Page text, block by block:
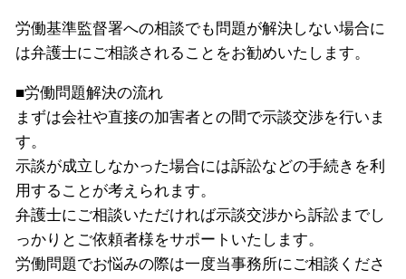
労働基準監督署への相談でも問題が解決しない場合に
は弁護士にご相談されることをお勧めいたします。
■労働問題解決の流れ
まずは会社や直接の加害者との間で示談交渉を行いま
す。
示談が成立しなかった場合には訴訟などの手続きを利
用することが考えられます。
弁護士にご相談いただければ示談交渉から訴訟までし
っかりとご依頼者様をサポートいたします。
労働問題でお悩みの際は一度当事務所にご相談くださ